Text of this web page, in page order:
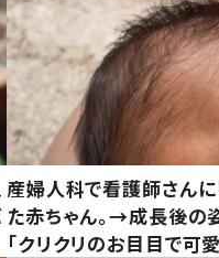
産婦人科で看護師さんに
た赤ちゃん。→成長後の
「クリクリのお目目で可愛